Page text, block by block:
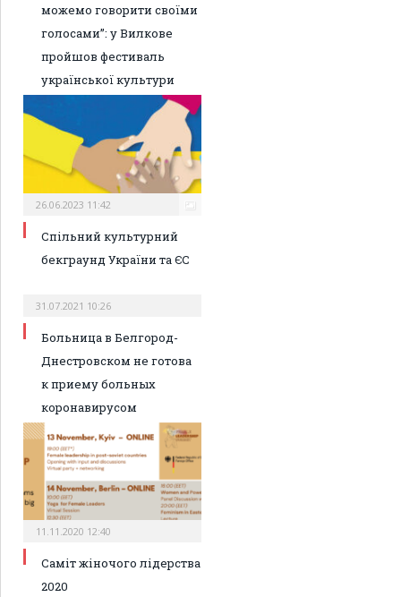
можемо говорити своїми
голосами”: у Вилкове
пройшов фестиваль
української культури
26.06.2023 11:42
Спільний культурний
бекграунд України та ЄС
31.07.2021 10:26
Больница в Белгород-
Днестровском не готова
к приему больных
коронавирусом
11.11.2020 12:40
Саміт жіночого лідерства
2020